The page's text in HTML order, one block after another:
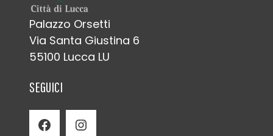
Palazzo Orsetti
Via Santa Giustina 6
55100 Lucca LU
SEGUICI
Facebook Instagram